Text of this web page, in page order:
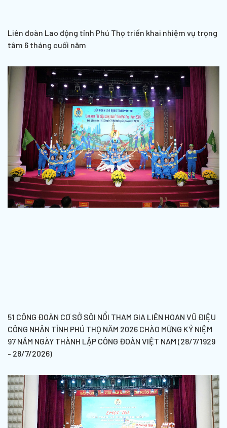
Liên đoàn Lao động tỉnh Phú Thọ triển khai nhiệm vụ trọng
tâm 6 tháng cuối năm
51 CÔNG ĐOÀN CƠ SỞ SÔI NỔI THAM GIA LIÊN HOAN VŨ ĐIỆU
CÔNG NHÂN TỈNH PHÚ THỌ NĂM 2026 CHÀO MỪNG KỶ NIỆM
97 NĂM NGÀY THÀNH LẬP CÔNG ĐOÀN VIỆT NAM (28/7/1929
- 28/7/2026)